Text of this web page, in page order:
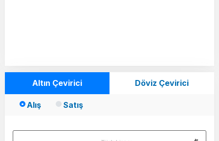
Altın Çevirici Döviz Çevirici
Alış Satış